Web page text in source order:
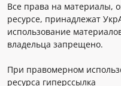
Все права на материалы,
ресурсе, принадлежат
использование
владельца запрещено.
При правомерном
ресурса гиперссылка